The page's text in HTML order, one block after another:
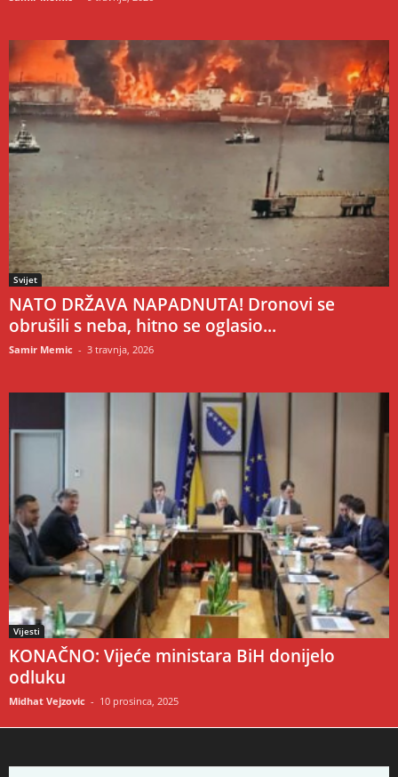
Svijet
NATO DRŽAVA NAPADNUTA! Dronovi se
obrušili s neba, hitno se oglasio...
Samir Memic - 3 travnja, 2026
Vijesti
KONAČNO: Vijeće ministara BiH donijelo
odluku
Midhat Vejzovic - 10 prosinca, 2025